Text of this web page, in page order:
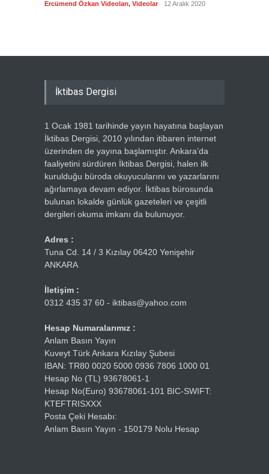
Ercümend Özkan Videoları, Videolar 12 Aralık 2020
İktibas Dergisi
1 Ocak 1981 tarihinde yayın hayatına başlayan
İktibas Dergisi, 2010 yılından itibaren internet
üzerinden de yayına başlamıştır. Ankara’da
faaliyetini sürdüren İktibas Dergisi, halen ilk
kurulduğu büroda okuyucularını ve yazarlarını
ağırlamaya devam ediyor. İktibas bürosunda
bulunan lokalde günlük gazeteleri ve çeşitli
dergileri okuma imkanı da bulunuyor.
Adres :
Tuna Cd. 14 / 3 Kızılay 06420 Yenişehir
ANKARA
İletişim :
0312 435 37 60 - iktibas@yahoo.com
Hesap Numaralarımız :
Anlam Basın Yayın
Kuveyt Türk Ankara Kızılay Şubesi
IBAN: TR80 0020 5000 0936 7806 1000 01
Hesap No (TL) 93678061-1
Hesap No(Euro) 93678061-101 BIC-SWIFT:
KTEFTRISXXX
Posta Çeki Hesabı:
Anlam Basın Yayın - 150179 Nolu Hesap